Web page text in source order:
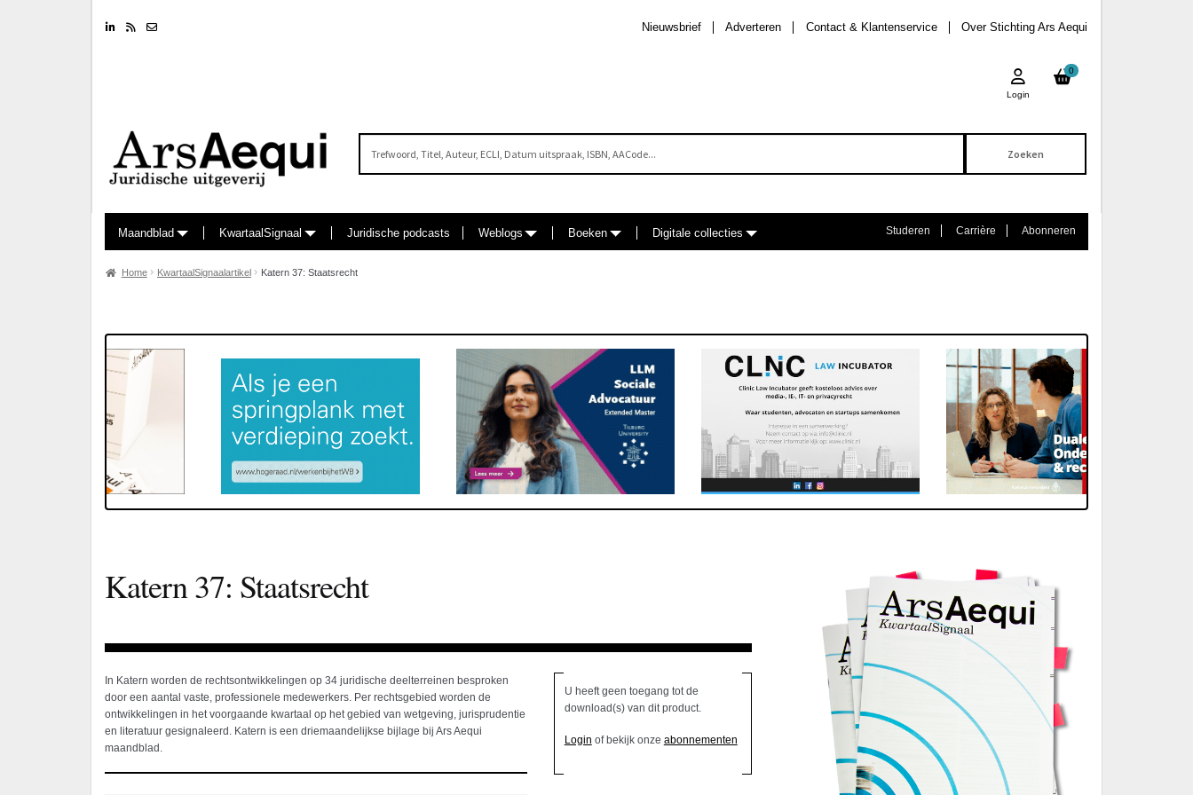
LinkedinRSS feed Over Stichting Ars Aequi
Contact & Klantenservice
Adverteren
Nieuwsbrief
0
Login
Maandblad KwartaalSignaal Juridische podcasts Weblogs Boeken Digitale collecties Studeren Carrière Abonneren
Home KwartaalSignaalartikel Katern 37: Staatsrecht
Katern 37: Staatsrecht
In Katern worden de rechtsontwikkelingen op 34 juridische deelterreinen besproken
door een aantal vaste, professionele medewerkers. Per rechtsgebied worden de
ontwikkelingen in het voorgaande kwartaal op het gebied van wetgeving, jurisprudentie
en literatuur gesignaleerd. Katern is een driemaandelijkse bijlage bij Ars Aequi
maandblad.
U heeft geen toegang tot de
download(s) van dit product.
Login of bekijk onze abonnementen